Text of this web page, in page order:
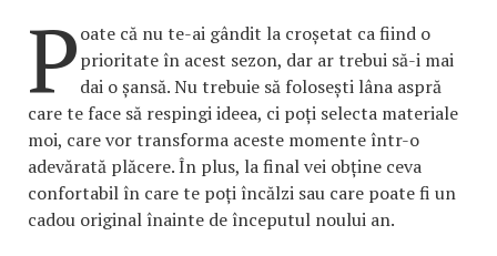
Poate că nu te-ai gândit la croșetat ca fiind o
prioritate în acest sezon, dar ar trebui să-i mai
dai o șansă. Nu trebuie să folosești lâna aspră
care te face să respingi ideea, ci poți selecta materiale
moi, care vor transforma aceste momente într-o
adevărată plăcere. În plus, la final vei obține ceva
confortabil în care te poți încălzi sau care poate fi un
cadou original înainte de începutul noului an.